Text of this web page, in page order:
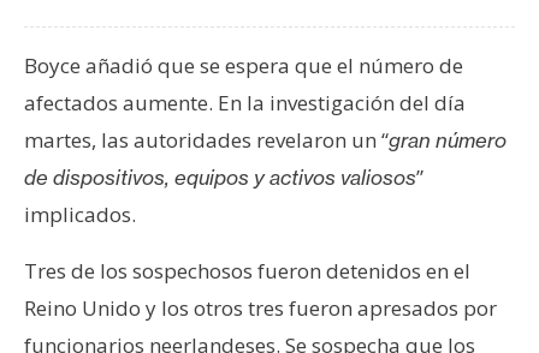
c
o
y
P
u
i
i
Boyce añadió que se espera que el número de
afectados aumente. En la investigación del día
martes, las autoridades revelaron un “gran número
de dispositivos, equipos y activos valiosos”
implicados.
Tres de los sospechosos fueron detenidos en el
Reino Unido y los otros tres fueron apresados por
funcionarios neerlandeses. Se sospecha que los